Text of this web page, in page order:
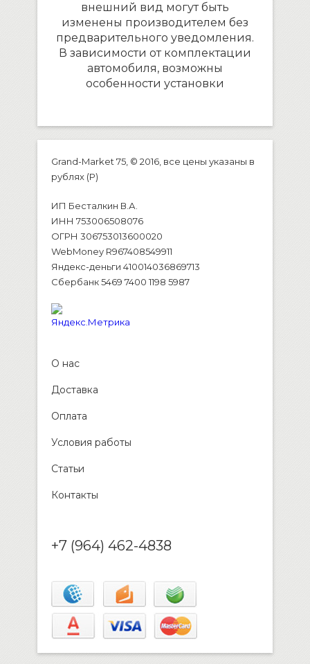
внешний вид могут быть
изменены производителем без
предварительного уведомления.
В зависимости от комплектации
автомобиля, возможны
особенности установки
Grand-Market 75, © 2016, все цены указаны в
рублях (P)
ИП Бесталкин В.А.
ИНН 753006508076
ОГРН 306753013600020
WebMoney R967408549911
Яндекс-деньги 410014036869713
Сбербанк 5469 7400 1198 5987
О нас
Доставка
Оплата
Условия работы
Статьи
Контакты
+7 (964) 462-4838